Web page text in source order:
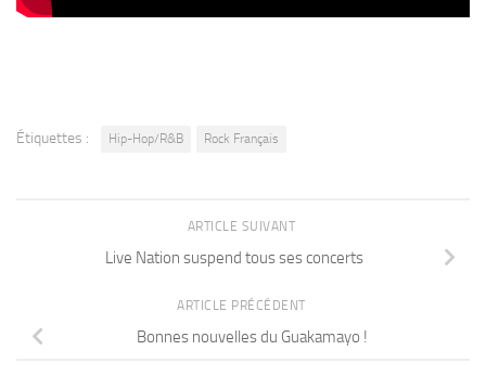
Étiquettes : Hip-Hop/R&B Rock Français
ARTICLE SUIVANT
Live Nation suspend tous ses concerts
ARTICLE PRÉCÉDENT
Bonnes nouvelles du Guakamayo !